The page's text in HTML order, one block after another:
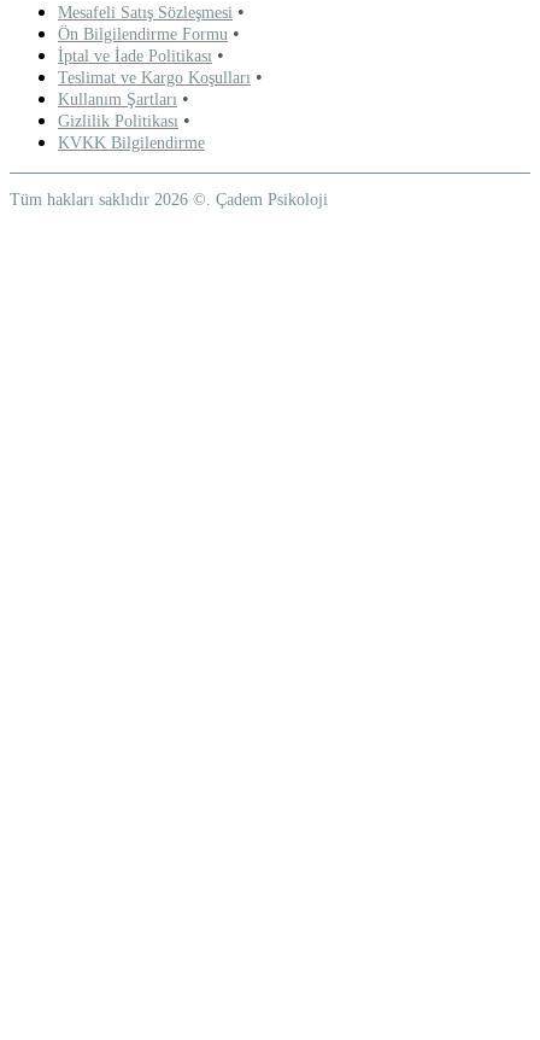
Mesafeli Satış Sözleşmesi •
Ön Bilgilendirme Formu •
İptal ve İade Politikası •
Teslimat ve Kargo Koşulları •
Kullanım Şartları •
Gizlilik Politikası •
KVKK Bilgilendirme
Tüm hakları saklıdır 2026 ©. Çadem Psikoloji